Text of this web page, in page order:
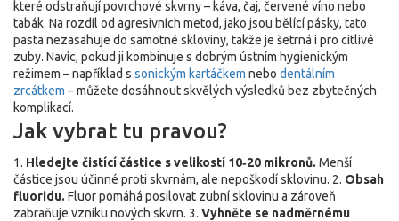
které odstraňují povrchové skvrny – káva, čaj, červené víno nebo
tabák. Na rozdíl od agresivních metod, jako jsou bělící pásky, tato
pasta nezasahuje do samotné skloviny, takže je šetrná i pro citlivé
zuby. Navíc, pokud ji kombinuje s dobrým ústním hygienickým
režimem – například s sonickým kartáčkem nebo dentálním
zrcátkem – můžete dosáhnout skvělých výsledků bez zbytečných
komplikací.
Jak vybrat tu pravou?
1. Hledejte čistící částice s velikostí 10‑20 mikronů. Menší
částice jsou účinné proti skvrnám, ale nepoškodí sklovinu. 2. Obsah
fluoridu. Fluor pomáhá posilovat zubní sklovinu a zároveň
zabraňuje vzniku nových skvrn. 3. Vyhněte se nadměrnému